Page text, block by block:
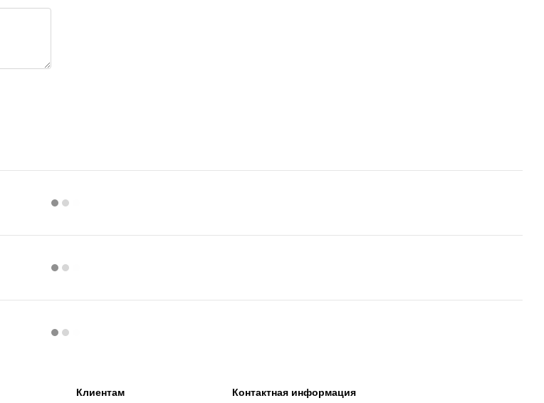
Клиентам Контактная информация